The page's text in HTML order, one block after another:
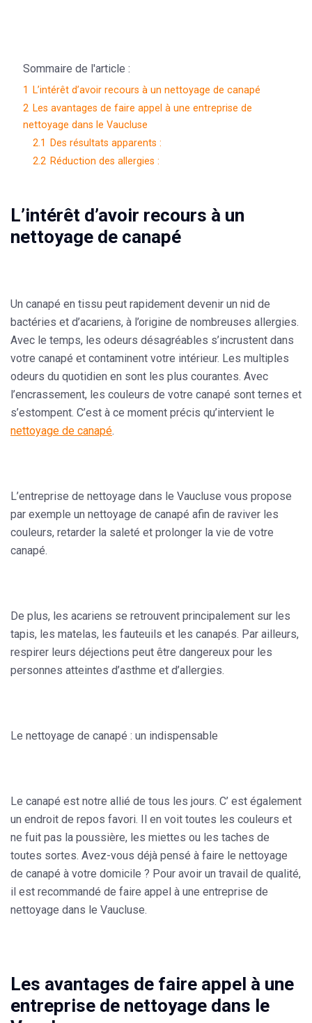
Sommaire de l'article :
1
L’intérêt d’avoir recours à un nettoyage de canapé
2 Les avantages de faire appel à une entreprise de
nettoyage dans le Vaucluse
2.1
Des résultats apparents :
2.2 Réduction des allergies :
L’intérêt d’avoir recours à un
nettoyage de canapé
Un canapé en tissu peut rapidement devenir un nid de
bactéries et d’acariens, à l’origine de nombreuses allergies.
Avec le temps, les odeurs désagréables s’incrustent dans
votre canapé et contaminent votre intérieur. Les multiples
odeurs du quotidien en sont les plus courantes. Avec
l’encrassement, les couleurs de votre canapé sont ternes et
s’estompent. C’est à ce moment précis qu’intervient le
nettoyage de canapé.
L’entreprise de nettoyage dans le Vaucluse vous propose
par exemple un nettoyage de canapé afin de raviver les
couleurs, retarder la saleté et prolonger la vie de votre
canapé.
De plus, les acariens se retrouvent principalement sur les
tapis, les matelas, les fauteuils et les canapés. Par ailleurs,
respirer leurs déjections peut être dangereux pour les
personnes atteintes d’asthme et d’allergies.
Le nettoyage de canapé : un indispensable
Le canapé est notre allié de tous les jours. C’ est également
un endroit de repos favori. Il en voit toutes les couleurs et
ne fuit pas la poussière, les miettes ou les taches de
toutes sortes. Avez-vous déjà pensé à faire le nettoyage
de canapé à votre domicile ? Pour avoir un travail de qualité,
il est recommandé de faire appel à une entreprise de
nettoyage dans le Vaucluse.
Les avantages de faire appel à une
entreprise de nettoyage dans le